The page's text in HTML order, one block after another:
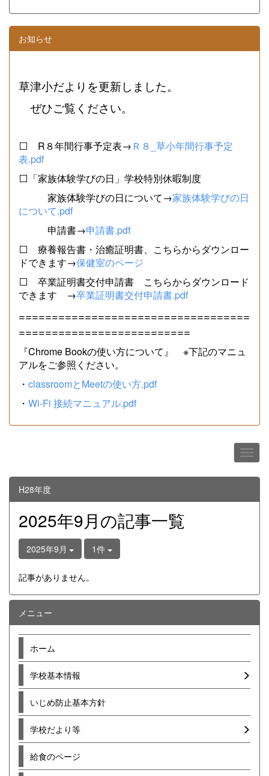
お知らせ
草津小だよりを更新しました。
ぜひご覧ください。
⬜ R８年間行事予定表→ Ｒ８_草小年間行事予定
表.pdf
⬜「家族体験学びの日」学校特別休暇制度
家族体験学びの日について→家族体験学びの日
について.pdf
申請書→申請書.pdf
⬜ 療養報告書・治癒証明書、こちらからダウンロー
ドできます→保健室のページ
⬜ 卒業証明書交付申請書 こちらからダウンロード
できます →卒業証明書交付申請書.pdf
===================================
==========================
『Chrome Bookの使い方について』 ※下記のマニュ
アルをご参照ください。
・ classroomとMeetの使い方.pdf
・ Wi-Fi 接続マニュアル.pdf
H28年度
2025年9月の記事一覧
2025年9月 1件
記事がありません。
メニュー
ホーム
学校基本情報
いじめ防止基本方針
学校だより等
給食のページ